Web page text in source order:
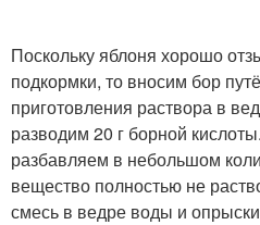
Поскольку яблоня хорошо
подкормки, то вносим бор
приготовления раствора в
разводим 20 г борной
разбавляем в небольшом
вещество полностью не
смесь в ведре воды и